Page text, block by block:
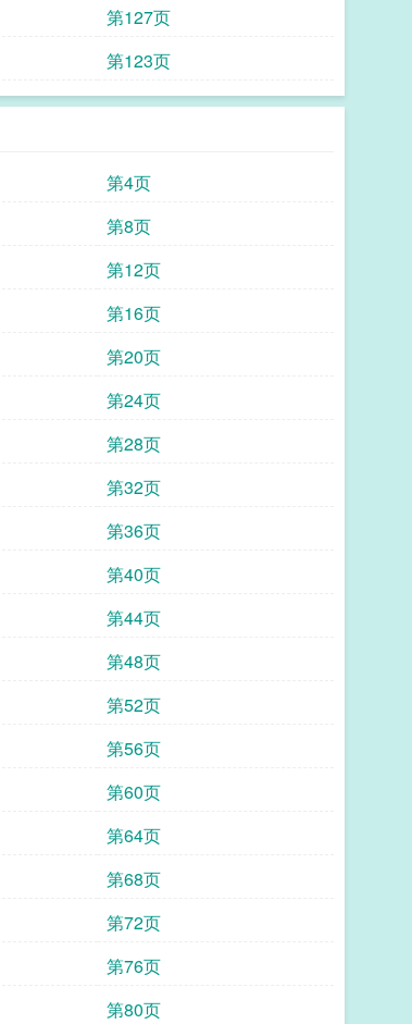
第127页
第123页
第4页
第8页
第12页
第16页
第20页
第24页
第28页
第32页
第36页
第40页
第44页
第48页
第52页
第56页
第60页
第64页
第68页
第72页
第76页
第80页